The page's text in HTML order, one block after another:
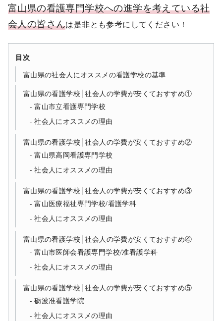
富山県の看護専門学校への進学を考えている社
会人の皆さんは是非とも参考にしてください！
目次
富山県の社会人にオススメの看護学校の基準
富山県の看護学校│社会人の学費が安くておすすめ①
富山市立看護専門学校
社会人にオススメの理由
富山県の看護学校│社会人の学費が安くておすすめ②
富山県高岡看護専門学校
社会人にオススメの理由
富山県の看護学校│社会人の学費が安くておすすめ③
富山医療福祉専門学校/看護学科
社会人にオススメの理由
富山県の看護学校│社会人の学費が安くておすすめ④
富山市医師会看護専門学校/准看護学科
社会人にオススメの理由
富山県の看護学校│社会人の学費が安くておすすめ⑤
砺波准看護学院
社会人にオススメの理由